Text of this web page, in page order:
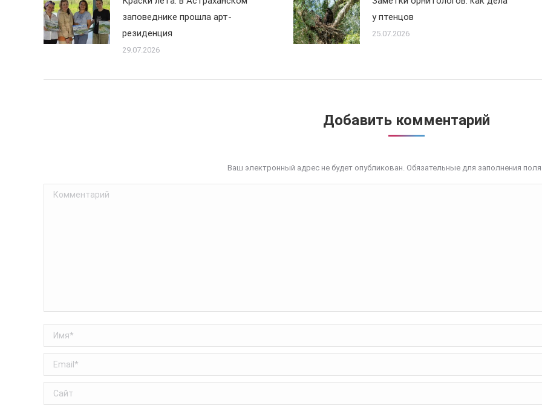
заповеднике прошла арт-
резиденция
29.07.2026
у птенцов
25.07.2026
Добавить комментарий
Ваш электронный адрес не будет опубликован. Обязательные для заполнения
Комментарий
Имя *
Email *
Сайт